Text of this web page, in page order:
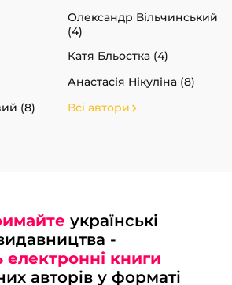
Олександр Вільчинський
(4)
Катя Бльостка (4)
Анастасія Нікуліна (8)
(8)
Всі автори
українські
-
електронні книги
авторів у форматі